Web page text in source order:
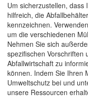
Um sicherzustellen,
hilfreich, die
kennzeichnen.
um die verschiedenen
Nehmen Sie sich
spezifischen Vorschriften
Abfallwirtschaft zu
können. Indem Sie Ihren
Umweltschutz bei und
unsere Ressourcen